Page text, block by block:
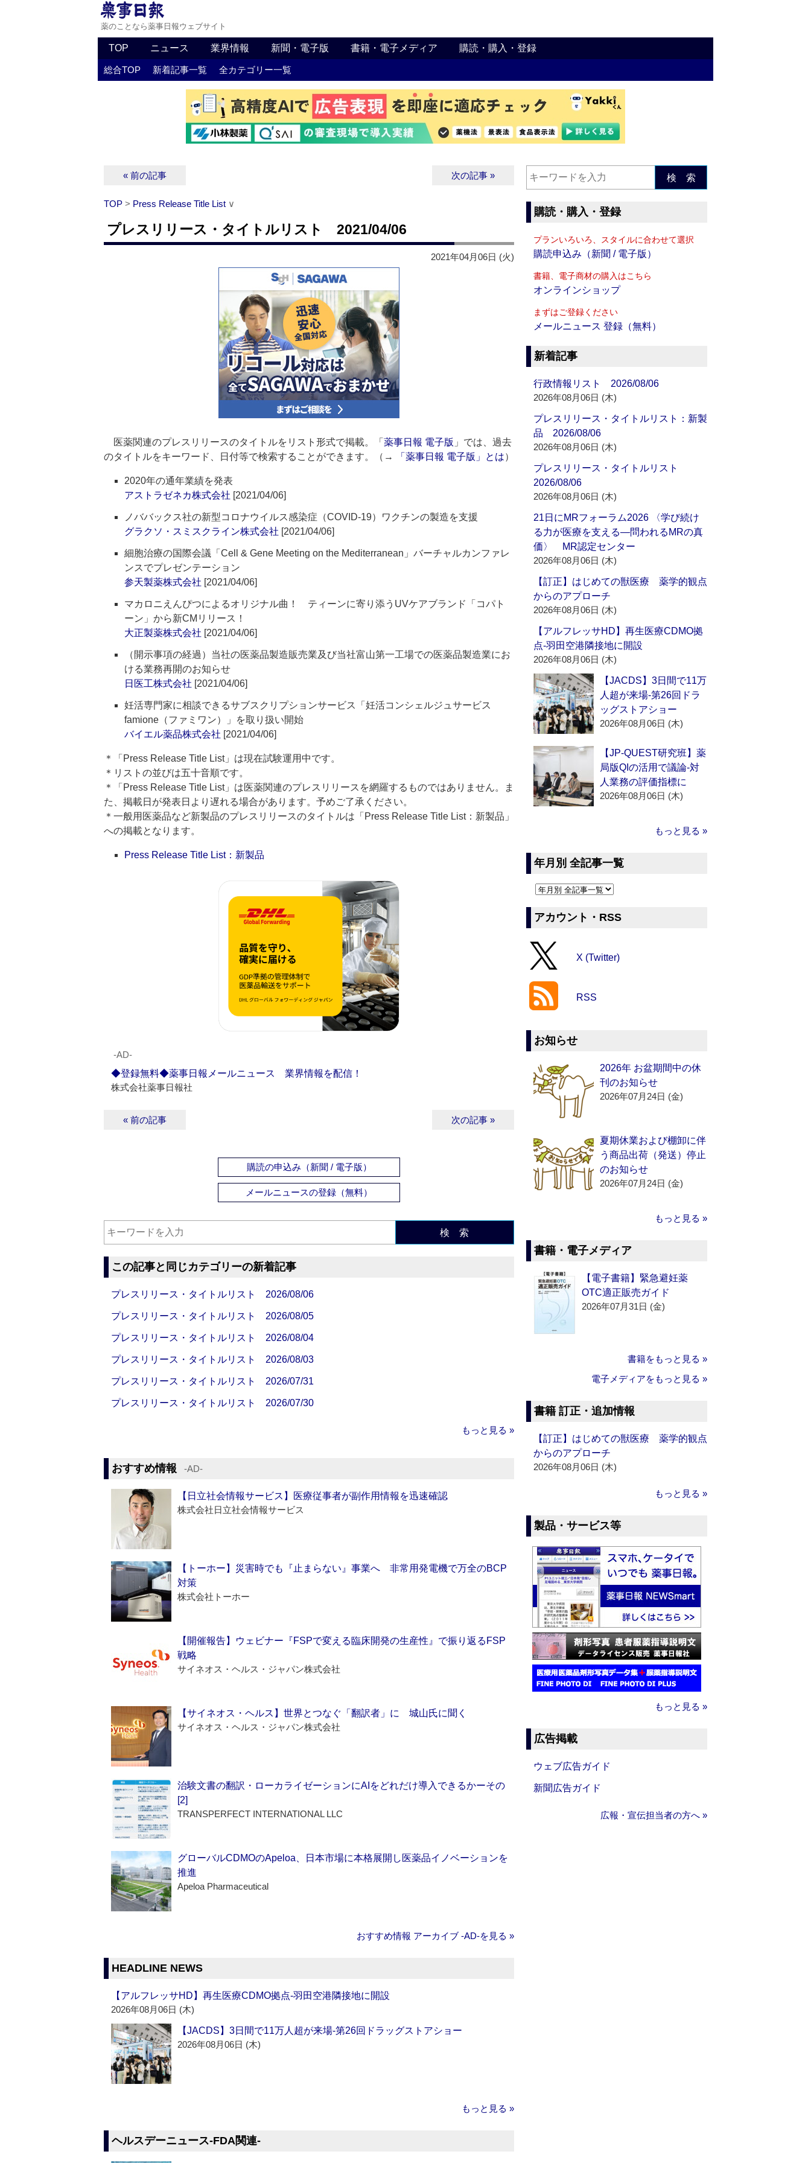
薬のことなら薬事日報ウェブサイト
TOP ニュース 業界情報 新聞・電子版 書籍・電子メディア 購読・購入・登録
総合TOP 新着記事一覧 全カテゴリー一覧
« 前の記事 次の記事 »
TOP > Press Release Title List ∨
プレスリリース・タイトルリスト 2021/04/06
2021年04月06日 (火)
医薬関連のプレスリリースのタイトルをリスト形式で掲載。「 薬事日報 電子版 」では、過去
のタイトルをキーワード、日付等で検索することができます。（→
「薬事日報 電子版」とは）
2020年の通年業績を発表
アストラゼネカ株式会社 [2021/04/06]
ノババックス社の新型コロナウイルス感染症（COVID-19）ワクチンの製造を支援
グラクソ・スミスクライン株式会社 [2021/04/06]
細胞治療の国際会議「Cell & Gene Meeting on the Mediterranean」バーチャルカンファレ
ンスでプレゼンテーション
参天製薬株式会社 [2021/04/06]
マカロニえんぴつによるオリジナル曲！ ティーンに寄り添うUVケアブランド「コパト
ーン」から新CMリリース！
大正製薬株式会社 [2021/04/06]
（開示事項の経過）当社の医薬品製造販売業及び当社富山第一工場での医薬品製造業にお
ける業務再開のお知らせ
日医工株式会社 [2021/04/06]
妊活専門家に相談できるサブスクリプションサービス「妊活コンシェルジュサービス
famione（ファミワン）」を取り扱い開始
バイエル薬品株式会社 [2021/04/06]
＊「Press Release Title List」は現在試験運用中です。
＊リストの並びは五十音順です。
＊「Press Release Title List」は医薬関連のプレスリリースを網羅するものではありません。ま
た、掲載日が発表日より遅れる場合があります。予めご了承ください。
＊一般用医薬品など新製品のプレスリリースのタイトルは「Press Release Title List：新製品」
への掲載となります。
Press Release Title List：新製品
‐AD‐
◆登録無料◆薬事日報メールニュース 業界情報を配信！
株式会社薬事日報社
« 前の記事 次の記事 »
購読の申込み（新聞 / 電子版）
メールニュースの登録（無料）
検 索
この記事と同じカテゴリーの新着記事
プレスリリース・タイトルリスト 2026/08/06
プレスリリース・タイトルリスト 2026/08/05
プレスリリース・タイトルリスト 2026/08/04
プレスリリース・タイトルリスト 2026/08/03
プレスリリース・タイトルリスト 2026/07/31
プレスリリース・タイトルリスト 2026/07/30
もっと見る »
おすすめ情報 ‐AD‐
【日立社会情報サービス】医療従事者が副作用情報を迅速確認
株式会社日立社会情報サービス
【トーホー】災害時でも『止まらない』事業へ 非常用発電機で万全のBCP
対策
株式会社トーホー
【開催報告】ウェビナー『FSPで変える臨床開発の生産性』で振り返るFSP
戦略
サイネオス・ヘルス・ジャパン株式会社
【サイネオス・ヘルス】世界とつなぐ「翻訳者」に 城山氏に聞く
サイネオス・ヘルス・ジャパン株式会社
治験文書の翻訳・ローカライゼーションにAIをどれだけ導入できるかーその
[2]
TRANSPERFECT INTERNATIONAL LLC
グローバルCDMOのApeloa、日本市場に本格展開し医薬品イノベーションを
推進
Apeloa Pharmaceutical
おすすめ情報 アーカイブ ‐AD‐を見る »
HEADLINE NEWS
【アルフレッサHD】再生医療CDMO拠点‐羽田空港隣接地に開設
2026年08月06日 (木)
【JACDS】3日間で11万人超が来場‐第26回ドラッグストアショー
2026年08月06日 (木)
もっと見る »
ヘルスデーニュース‐FDA関連‐
検 索
購読・購入・登録
プランいろいろ、スタイルに合わせて選択
購読申込み（新聞 / 電子版）
書籍、電子商材の購入はこちら
オンラインショップ
まずはご登録ください
メールニュース 登録（無料）
新着記事
行政情報リスト 2026/08/06
2026年08月06日 (木)
プレスリリース・タイトルリスト：新製
品 2026/08/06
2026年08月06日 (木)
プレスリリース・タイトルリスト
2026/08/06
2026年08月06日 (木)
21日にMRフォーラム2026 〈学び続け
る力が医療を支える―問われるMRの真
価〉 MR認定センター
2026年08月06日 (木)
【訂正】はじめての獣医療 薬学的観点
からのアプローチ
2026年08月06日 (木)
【アルフレッサHD】再生医療CDMO拠
点‐羽田空港隣接地に開設
2026年08月06日 (木)
【JACDS】3日間で11万
人超が来場‐第26回ドラ
ッグストアショー
2026年08月06日 (木)
【JP-QUEST研究班】薬
局版QIの活用で議論‐対
人業務の評価指標に
2026年08月06日 (木)
もっと見る »
年月別 全記事一覧
アカウント・RSS
X (Twitter)
RSS
お知らせ
2026年 お盆期間中の休
刊のお知らせ
2026年07月24日 (金)
夏期休業および棚卸に伴
う商品出荷（発送）停止
のお知らせ
2026年07月24日 (金)
もっと見る »
書籍・電子メディア
【電子書籍】緊急避妊薬
OTC適正販売ガイド
2026年07月31日 (金)
書籍をもっと見る »
電子メディアをもっと見る »
書籍 訂正・追加情報
【訂正】はじめての獣医療 薬学的観点
からのアプローチ
2026年08月06日 (木)
もっと見る »
製品・サービス等
もっと見る »
広告掲載
ウェブ広告ガイド
新聞広告ガイド
広報・宣伝担当者の方へ »